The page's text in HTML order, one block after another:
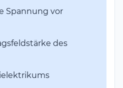
Spannung vor
des